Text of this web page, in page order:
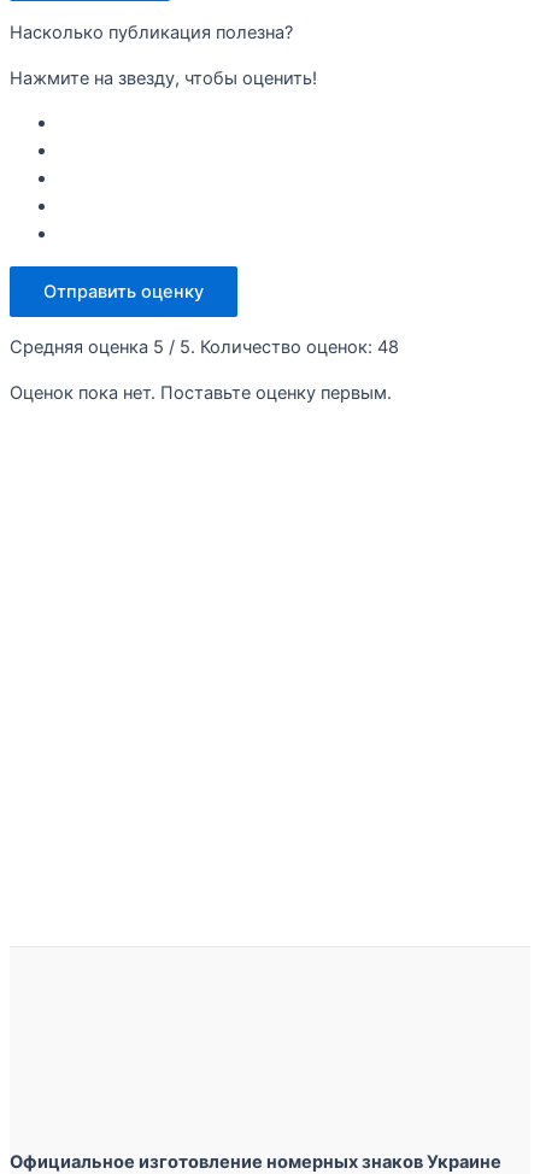
Насколько публикация полезна?
Нажмите на звезду, чтобы оценить!
Отправить оценку
Средняя оценка 5 / 5. Количество оценок: 48
Оценок пока нет. Поставьте оценку первым.
Официальное изготовление номерных знаков Украине